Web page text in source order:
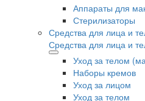
Аппараты для
Стерилизаторы
Средства для лица и
Средства для лица и
Уход за телом
Наборы кремов
Уход за лицом
Уход за телом